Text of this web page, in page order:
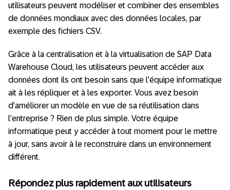
utilisateurs peuvent modéliser et combiner des ensembles
de données mondiaux avec des données locales, par
exemple des fichiers CSV.
Grâce à la centralisation et à la virtualisation de SAP Data
Warehouse Cloud, les utilisateurs peuvent accéder aux
données dont ils ont besoin sans que l’équipe informatique
ait à les répliquer et à les exporter. Vous avez besoin
d’améliorer un modèle en vue de sa réutilisation dans
l’entreprise ? Rien de plus simple. Votre équipe
informatique peut y accéder à tout moment pour le mettre
à jour, sans avoir à le reconstruire dans un environnement
différent.
Répondez plus rapidement aux utilisateurs